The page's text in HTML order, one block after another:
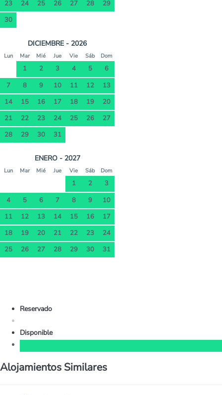
23 24 25 26 27 28
29
30
DICIEMBRE - 2026
Lun Mar Mié Jue Vie Sáb Dom
1 2 3 4 5
6
7
8 9 10 11 12
13
14
15 16 17 18 19
20
21
22 23 24 25 26
27
28
29 30 31
ENERO - 2027
Lun Mar Mié Jue Vie Sáb Dom
1 2
3
4
5 6 7 8 9
10
11
12 13 14 15 16
17
18
19 20 21 22 23
24
25
26 27 28 29 30 31
Reservado
Disponible
Alojamientos Similares